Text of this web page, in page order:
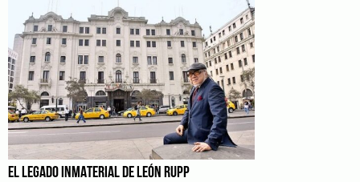
EL LEGADO INMATERIAL DE LEÓN RUPP